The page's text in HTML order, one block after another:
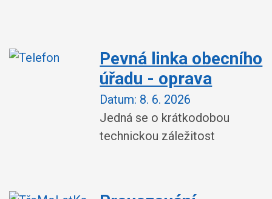
Pevná linka obecního
úřadu - oprava
Datum: 8. 6. 2026
Jedná se o krátkodobou
technickou záležitost